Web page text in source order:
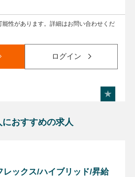
性があります。詳細はお問い合わせくだ
ログイン
おすすめの求人
レックス/ハイブリッド/昇給